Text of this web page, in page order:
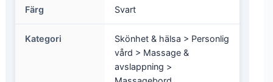
Färg Svart
Kategori
Skönhet & hälsa > Personlig
vård > Massage &
avslappning >